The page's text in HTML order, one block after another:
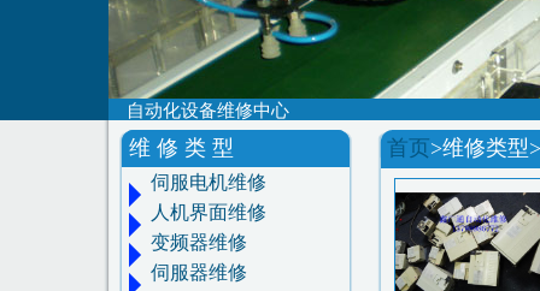
自动化设备维修中心
维 修 类 型
伺服电机维修
人机界面维修
变频器维修
伺服器维修
首页>维修类型